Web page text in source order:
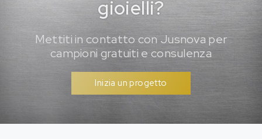
gioielli?
Mettiti in contatto con Jusnova per
campioni gratuiti e consulenza
Inizia un progetto